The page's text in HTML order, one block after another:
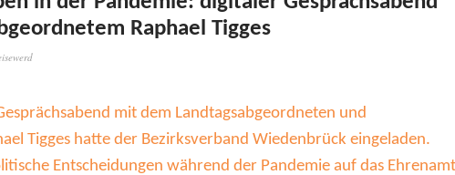
Raphael Tigges
mit dem Landtagsabgeordneten und
Tigges hatte der Bezirksverband Wiedenbrück eingeladen.
Entscheidungen während der Pandemie auf das Ehrenamt